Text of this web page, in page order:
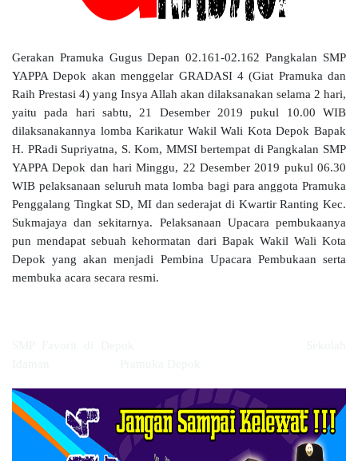
Gerakan Pramuka Gugus Depan 02.161-02.162 Pangkalan SMP
YAPPA Depok akan menggelar GRADASI 4 (Giat Pramuka dan
Raih Prestasi 4) yang Insya Allah akan dilaksanakan selama 2 hari,
yaitu pada hari sabtu, 21 Desember 2019 pukul 10.00 WIB
dilaksanakannya lomba Karikatur Wakil Wali Kota Depok Bapak
H. PRadi Supriyatna, S. Kom, MMSI bertempat di Pangkalan SMP
YAPPA Depok dan hari Minggu, 22 Desember 2019 pukul 06.30
WIB pelaksanaan seluruh mata lomba bagi para anggota Pramuka
Penggalang Tingkat SD, MI dan sederajat di Kwartir Ranting Kec.
Sukmajaya dan sekitarnya. Pelaksanaan Upacara pembukaanya
pun mendapat sebuah kehormatan dari Bapak Wakil Wali Kota
Depok yang akan menjadi Pembina Upacara Pembukaan serta
membuka acara secara resmi.